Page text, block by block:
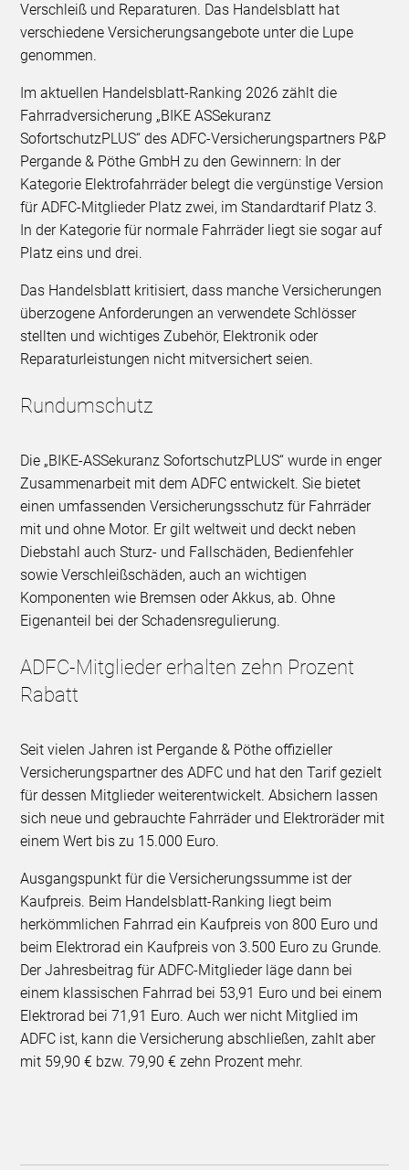
Verschleiß und Reparaturen. Das Handelsblatt hat
verschiedene Versicherungsangebote unter die Lupe
genommen.
Im aktuellen Handelsblatt-Ranking 2026 zählt die
Fahrradversicherung „BIKE ASSekuranz
SofortschutzPLUS“ des ADFC-Versicherungspartners P&P
Pergande & Pöthe GmbH zu den Gewinnern: In der
Kategorie Elektrofahrräder belegt die vergünstige Version
für ADFC-Mitglieder Platz zwei, im Standardtarif Platz 3.
In der Kategorie für normale Fahrräder liegt sie sogar auf
Platz eins und drei.
Das Handelsblatt kritisiert, dass manche Versicherungen
überzogene Anforderungen an verwendete Schlösser
stellten und wichtiges Zubehör, Elektronik oder
Reparaturleistungen nicht mitversichert seien.
Rundumschutz
Die „BIKE-ASSekuranz SofortschutzPLUS“ wurde in enger
Zusammenarbeit mit dem ADFC entwickelt. Sie bietet
einen umfassenden Versicherungsschutz für Fahrräder
mit und ohne Motor. Er gilt weltweit und deckt neben
Diebstahl auch Sturz- und Fallschäden, Bedienfehler
sowie Verschleißschäden, auch an wichtigen
Komponenten wie Bremsen oder Akkus, ab. Ohne
Eigenanteil bei der Schadensregulierung.
ADFC-Mitglieder erhalten zehn Prozent
Rabatt
Seit vielen Jahren ist Pergande & Pöthe offizieller
Versicherungspartner des ADFC und hat den Tarif gezielt
für dessen Mitglieder weiterentwickelt. Absichern lassen
sich neue und gebrauchte Fahrräder und Elektroräder mit
einem Wert bis zu 15.000 Euro.
Ausgangspunkt für die Versicherungssumme ist der
Kaufpreis. Beim Handelsblatt-Ranking liegt beim
herkömmlichen Fahrrad ein Kaufpreis von 800 Euro und
beim Elektrorad ein Kaufpreis von 3.500 Euro zu Grunde.
Der Jahresbeitrag für ADFC-Mitglieder läge dann bei
einem klassischen Fahrrad bei 53,91 Euro und bei einem
Elektrorad bei 71,91 Euro. Auch wer nicht Mitglied im
ADFC ist, kann die Versicherung abschließen, zahlt aber
mit 59,90 € bzw. 79,90 € zehn Prozent mehr.